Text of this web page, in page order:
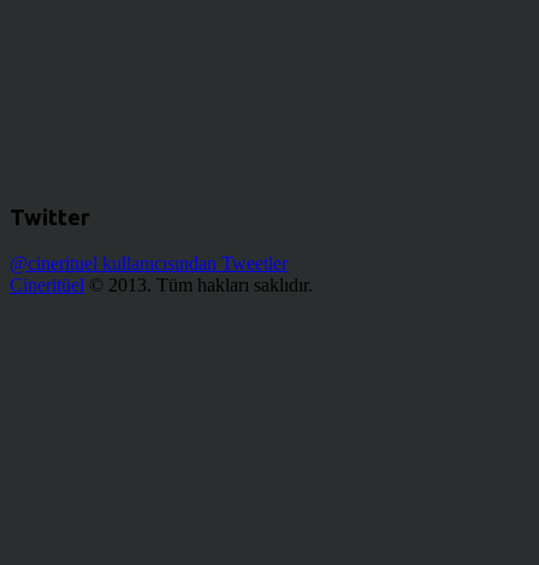
Twitter
@cinerituel kullanıcısından Tweetler
Cineritüel © 2013. Tüm hakları saklıdır.